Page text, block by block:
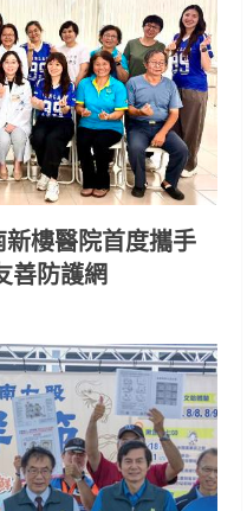
樓醫院首度攜手
善防護網